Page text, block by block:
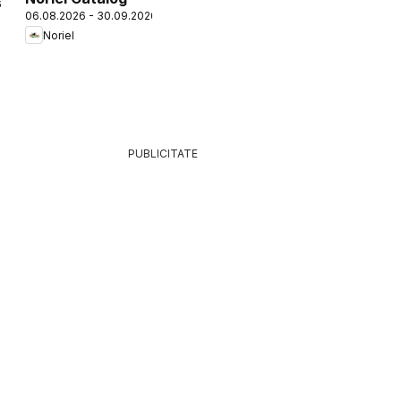
06.08.2026 - 30.09.2026
Noriel
PUBLICITATE